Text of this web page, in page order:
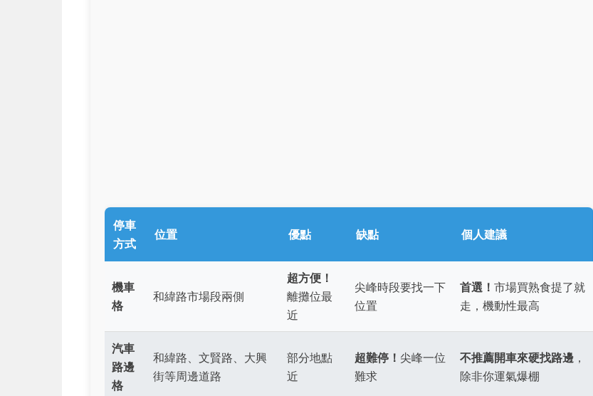
停車
方式
位置 優點 缺點 個人建議
機車
格
和緯路市場段兩側
超方便！
離攤位最
近
尖峰時段要找一下
位置
首選！ 市場買熟食提了就
走，機動性最高
汽車
路邊
格
和緯路、文賢路、大興
街等周邊道路
部分地點
近
超難停！ 尖峰一位
難求
不推薦開車來硬找路邊 ，
除非你運氣爆棚